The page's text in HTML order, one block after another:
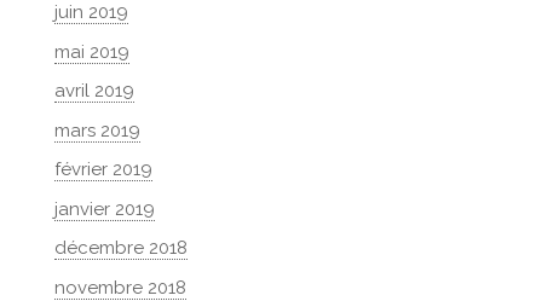
juin 2019
mai 2019
avril 2019
mars 2019
février 2019
janvier 2019
décembre 2018
novembre 2018